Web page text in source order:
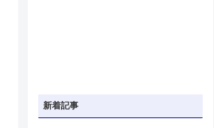
新着記事